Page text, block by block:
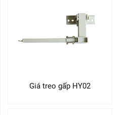
Giá treo gấp HY02